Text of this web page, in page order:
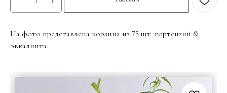
На фото представлена корзина из 75 шт. гортензий &
эвкалипта.